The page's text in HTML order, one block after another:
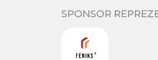
SPONSOR